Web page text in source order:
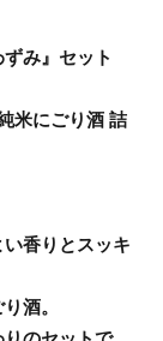
み』セット
米にごり酒 詰
香りとスッキ
酒。